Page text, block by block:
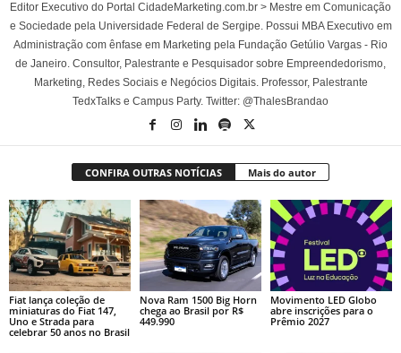
Editor Executivo do Portal CidadeMarketing.com.br > Mestre em Comunicação
e Sociedade pela Universidade Federal de Sergipe. Possui MBA Executivo em
Administração com ênfase em Marketing pela Fundação Getúlio Vargas - Rio
de Janeiro. Consultor, Palestrante e Pesquisador sobre Empreendedorismo,
Marketing, Redes Sociais e Negócios Digitais. Professor, Palestrante
TedxTalks e Campus Party. Twitter: @ThalesBrandao
CONFIRA OUTRAS NOTÍCIAS Mais do autor
Fiat lança coleção de
miniaturas do Fiat 147,
Uno e Strada para
celebrar 50 anos no Brasil
Nova Ram 1500 Big Horn
chega ao Brasil por R$
449.990
Movimento LED Globo
abre inscrições para o
Prêmio 2027